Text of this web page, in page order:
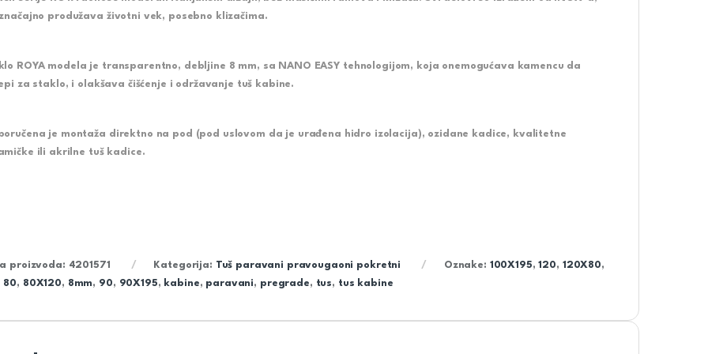
produžava životni vek, posebno klizačima.
ROYA modela je transparentno, debljine 8 mm, sa NANO EASY tehnologijom, koja onemogućava kamencu da
za staklo, i olakšava čišćenje i održavanje tuš kabine.
je montaža direktno na pod (pod uslovom da je urađena hidro izolacija), ozidane kadice, kvalitetne
ili akrilne tuš kadice.
proizvoda: 4201571 Kategorija: Tuš paravani pravougaoni pokretni Oznake: 100X195,120, 120X80,
80, 80X120, 8mm, 90, 90X195, kabine, paravani, pregrade, tus, tus kabine